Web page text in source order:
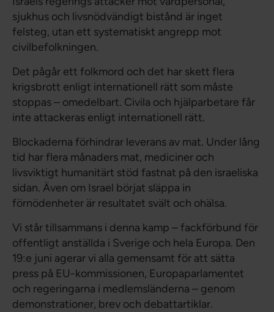
sjukhus och livsnödvändigt bistånd är inget
felsteg, utan ett systematiskt angrepp mot
civilbefolkningen.
Det pågår ett folkmord och det har skett flera
krigsbrott enligt internationell rätt som måste
stoppas – omedelbart. Civila och hjälparbetare får
inte attackeras enligt internationell rätt.
Blockaderna förhindrar leverans av mat. Under lång
tid har flera månaders mat, mediciner och
livsviktigt humanitärt stöd fastnat på den israeliska
sidan. Även om Israel börjat släppa in
förnödenheter är resultatet svält och ohälsa.
Vi står tillsammans i denna kamp – fackförbund för
offentligt anställda i Sverige och hela Europa. Den
19:e juni agerar vi alla gemensamt för att sätta
press på EU-kommissionen, Europaparlamentet
och regeringarna i medlemsländerna – genom
demonstrationer, brev och debattartiklar.